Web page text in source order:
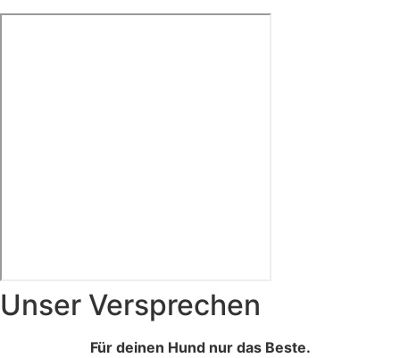
Kirchstraße - Moabit
Unser Versprechen
Für deinen Hund nur das Beste.